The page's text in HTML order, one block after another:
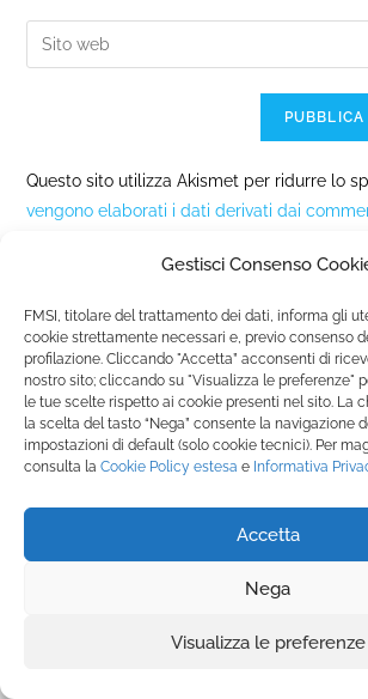
Gestisci Consenso
FMSI, titolare del trattamento dei dati, informa gli
cookie strettamente necessari e, previo consenso
profilazione. Cliccando "Accetta” acconsenti di
nostro sito; cliccando su "Visualizza le preferenze"
le tue scelte rispetto ai cookie presenti nel sito. La
la scelta del tasto “Nega” consente la navigazione
impostazioni di default (solo cookie tecnici). Per
consulta la Cookie Policy estesa e Informativa
Accetta
Nega
Visualizza le preferenze
Questo sito utilizza Akismet per ridurre lo
vengono elaborati i dati derivati dai
Fondazione Marista per la Solidarietà
P.le M. Champagnat, 2 00144 Roma, Italia
Tel.: +39 06 54 5171 | Fax: +39 06 54 517 500
SEGUICI SU: